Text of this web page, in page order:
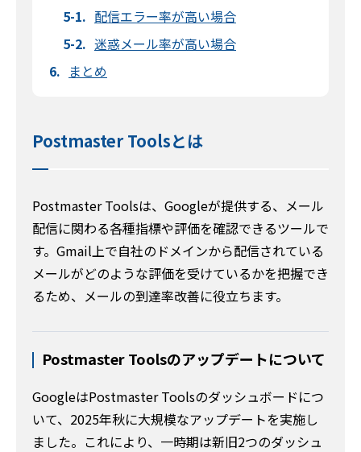
配信エラー率が高い場合
迷惑メール率が高い場合
まとめ
Postmaster Toolsとは
Postmaster Toolsは、Googleが提供する、メール
配信に関わる各種指標や評価を確認できるツールで
す。Gmail上で自社のドメインから配信されている
メールがどのような評価を受けているかを把握でき
るため、メールの到達率改善に役立ちます。
Postmaster Toolsのアップデートについて
GoogleはPostmaster Toolsのダッシュボードにつ
いて、2025年秋に大規模なアップデートを実施し
ました。これにより、一時期は新旧2つのダッシュ